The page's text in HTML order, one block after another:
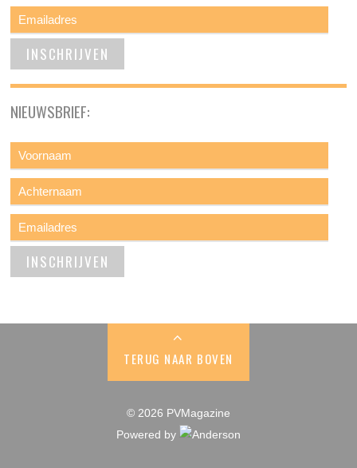
NIEUWSBRIEF:
TERUG NAAR BOVEN
© 2026 PVMagazine
Powered by